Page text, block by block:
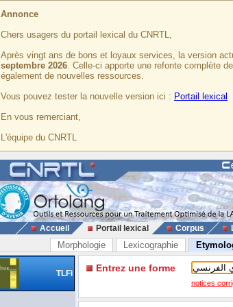
Annonce
Chers usagers du portail lexical du CNRTL,
Après vingt ans de bons et loyaux services, la version
septembre 2026. Celle-ci apporte une refonte complète
également de nouvelles ressources.
Vous pouvez tester la nouvelle version ici : Portail lexical
En vous remerciant,
L'équipe du CNRTL
Accueil Portail lexical Corpus
Morphologie Lexicographie
TLFi Entrez une forme
notices